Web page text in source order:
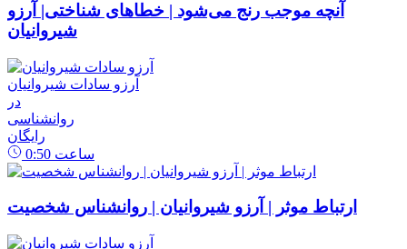
آنچه موجب رنج می‌شود | خطاهای شناختی| آرزو
شیروانیان
آرزو سادات شیروانیان
در
روانشناسی
رایگان
0:50 ساعت
ارتباط موثر | آرزو شیروانیان | روانشناس شخصیت